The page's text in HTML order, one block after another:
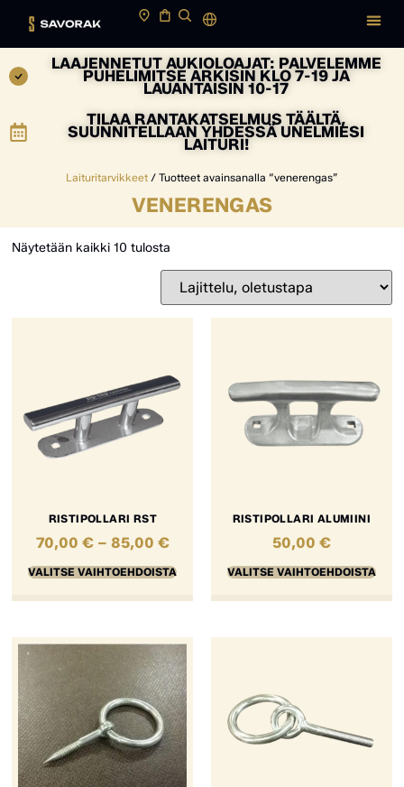
LAAJENNETUT AUKIOLOAJAT: PALVELEMME
PUHELIMITSE ARKISIN KLO 7-19 JA
LAUANTAISIN 10-17
TILAA RANTAKATSELMUS TÄÄLTÄ,
SUUNNITELLAAN YHDESSÄ UNELMIESI
LAITURI!
Laituritarvikkeet / Tuotteet avainsanalla “venerengas”
VENERENGAS
Näytetään kaikki 10 tulosta
RISTIPOLLARI RST
70,00 € – 85,00 €
VALITSE VAIHTOEHDOISTA
RISTIPOLLARI ALUMIINI
50,00 €
VALITSE VAIHTOEHDOISTA